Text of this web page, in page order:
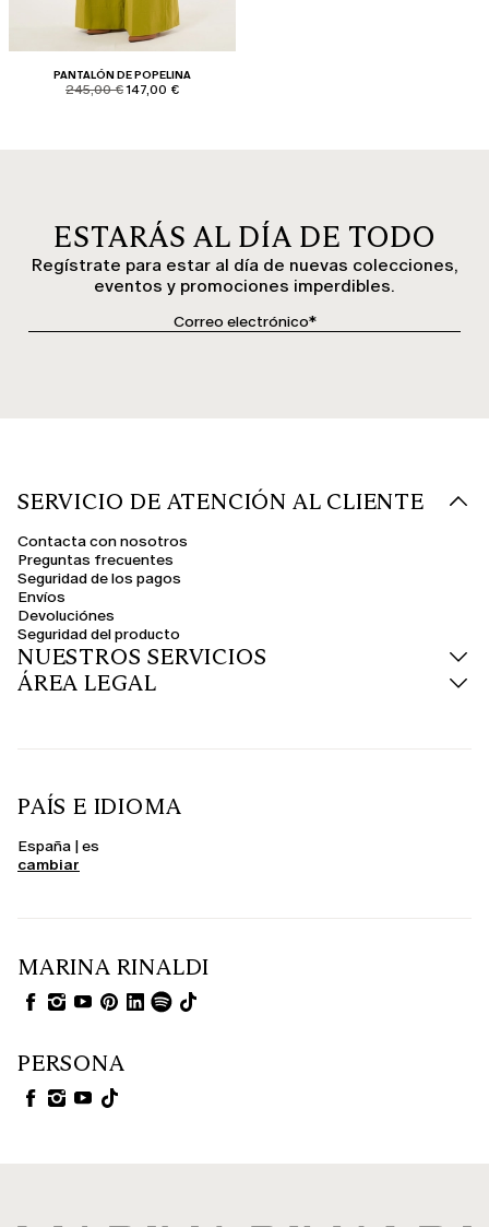
PANTALÓN DE POPELINA
product.price.original
245,00 €product.price.sale
147,00 €
ESTARÁS AL DÍA DE TODO
Regístrate para estar al día de nuevas colecciones,
eventos y promociones imperdibles.
SERVICIO DE ATENCIÓN AL CLIENTE
Contacta con nosotros
Preguntas frecuentes
Seguridad de los pagos
Envíos
Devoluciónes
Seguridad del producto
NUESTROS SERVICIOS
ÁREA LEGAL
PAÍS E IDIOMA
España | es
cambiar
MARINA RINALDI
PERSONA